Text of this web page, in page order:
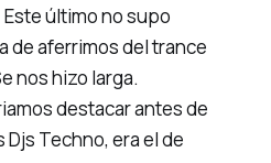
Este último no supo
de aferrimos del trance
nos hizo larga.
destacar antes de
Djs Techno, era el de